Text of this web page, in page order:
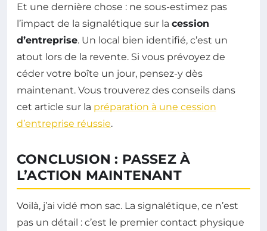
Et une dernière chose : ne sous-estimez pas
l’impact de la signalétique sur la cession
d’entreprise. Un local bien identifié, c’est un
atout lors de la revente. Si vous prévoyez de
céder votre boîte un jour, pensez-y dès
maintenant. Vous trouverez des conseils dans
cet article sur la préparation à une cession
d’entreprise réussie.
CONCLUSION : PASSEZ À
L’ACTION MAINTENANT
Voilà, j’ai vidé mon sac. La signalétique, ce n’est
pas un détail : c’est le premier contact physique